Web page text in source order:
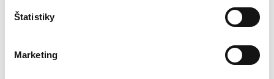
Štatistiky
Marketing